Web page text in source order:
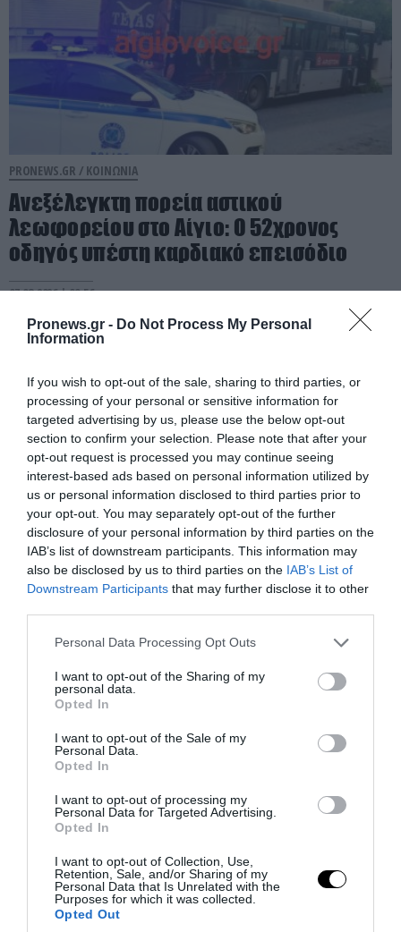
Pronews.gr - Do Not Process My Personal
Information
If you wish to opt-out of the sale, sharing to third parties, or
processing of your personal or sensitive information for
targeted advertising by us, please use the below opt-out
section to confirm your selection. Please note that after your
opt-out request is processed you may continue seeing
interest-based ads based on personal information utilized by
us or personal information disclosed to third parties prior to
your opt-out. You may separately opt-out of the further
disclosure of your personal information by third parties on the
IAB’s list of downstream participants. This information may
also be disclosed by us to third parties on the IAB’s List of
Downstream Participants that may further disclose it to other
Please note that this website/app uses one or more Google
not limited to your visit or usage behaviour. You may click to
grant or deny consent to Google and its third-party tags to
use your data for below specified purposes in below Google
consent section.
Personal Data Processing Opt Outs
I want to opt-out of the Sharing of my
personal data.
Opted In
I want to opt-out of the Sale of my
Personal Data.
Opted In
I want to opt-out of processing my
Personal Data for Targeted Advertising.
Opted In
I want to opt-out of Collection, Use,
Retention, Sale, and/or Sharing of my
Personal Data that Is Unrelated with the
Purposes for which it was collected.
Opted Out
PRONEWS.GR / ΚΟΙΝΩΝΙΑ
Ανεξέλεγκτη πορεία αστικού
λεωφορείου στο Αίγιο: Ο 52χρονος
οδηγός υπέστη καρδιακό επεισόδιο
07.08.2026 | 09:56
PRONEWS.GR /ΚΟΙΝΩΝΙΑ
Τροχαίο δυστύχημα στις Σέρρες:
Φορτηγό συγκρούστηκε μετωπικά με ΙΧ
07.08.2026 | 09:10
PRONEWS.GR /ΚΟΙΝΩΝΙΑ